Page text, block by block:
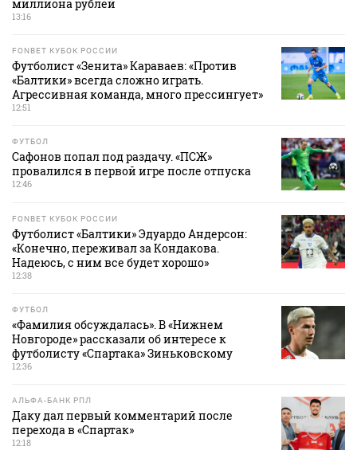
миллиона рублей
13:16
FONBET КУБОК РОССИИ
Футболист «Зенита» Караваев: «Против
«Балтики» всегда сложно играть.
Агрессивная команда, много прессингует»
12:51
ФУТБОЛ
Сафонов попал под раздачу. «ПСЖ»
провалился в первой игре после отпуска
12:46
FONBET КУБОК РОССИИ
Футболист «Балтики» Эдуардо Андерсон:
«Конечно, переживал за Кондакова.
Надеюсь, с ним все будет хорошо»
12:38
ФУТБОЛ
«Фамилия обсуждалась». В «Нижнем
Новгороде» рассказали об интересе к
футболисту «Спартака» Зиньковскому
12:36
АЛЬФА-БАНК РПЛ
Даку дал первый комментарий после
перехода в «Спартак»
12:18